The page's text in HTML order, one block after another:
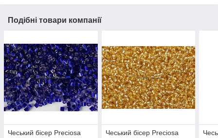
Подібні товари компанії
Чеський бісер Preciosa
Чеський бісер Preciosa